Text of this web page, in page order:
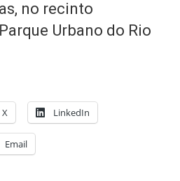
no recinto
Urbano do Rio
X LinkedIn
Email